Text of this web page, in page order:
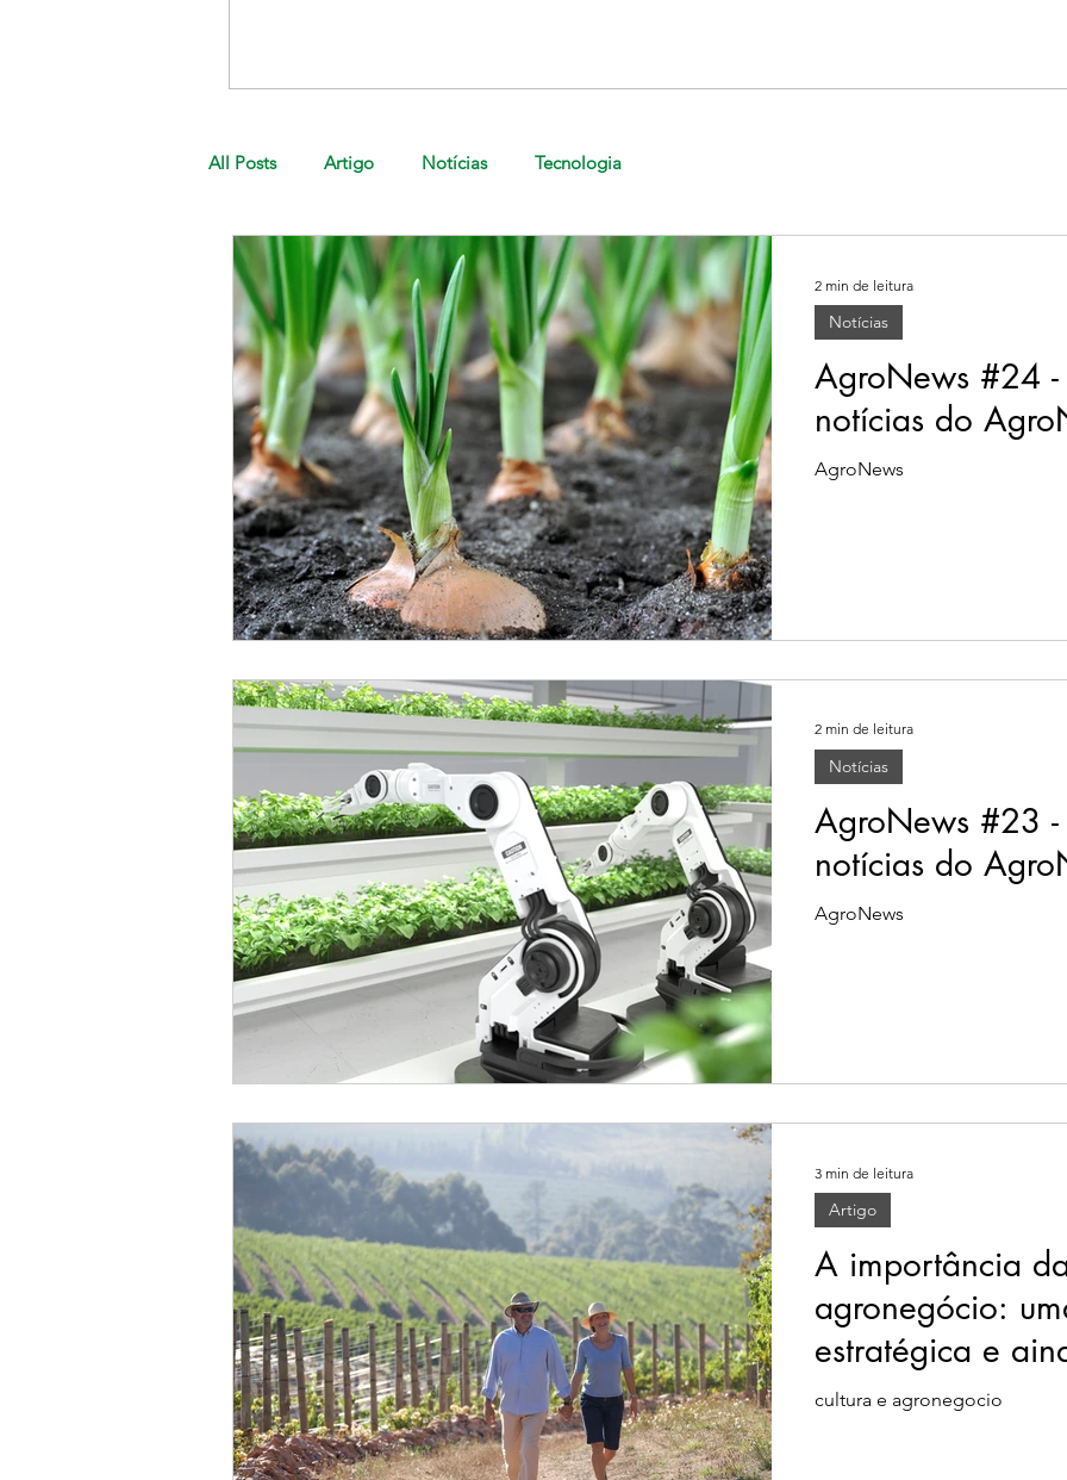
All Posts Artigo Notícias Tecnologia
AgroNews #24
notícias do
AgroNews
Notícias
2 min de leitura
AgroNews #23
notícias do
AgroNews
Notícias
2 min de leitura
A importância
agronegócio:
estratégica e
cultura e agronegocio
Artigo
3 min de leitura